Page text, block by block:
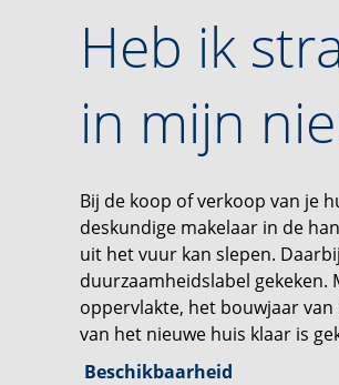
Heb ik
in mijn
Bij de koop of verkoop van je
deskundige makelaar in de
uit het vuur kan slepen.
duurzaamheidslabel gekeken.
oppervlakte, het bouwjaar
van het nieuwe huis klaar is
Beschikbaarheid